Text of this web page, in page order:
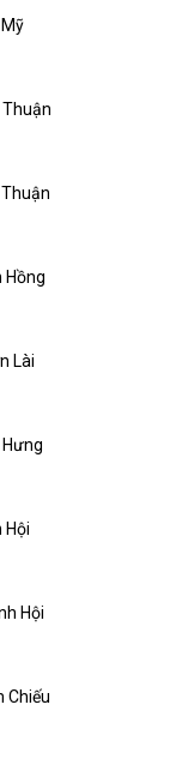
Hồng
Lài
Hội
Hội
Chiếu